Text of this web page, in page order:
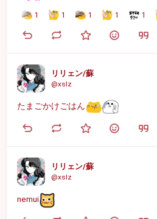
1 1 1 1 1
リリェン/蘇
@xslz
たまごかけごはん
リリェン/蘇
@xslz
nemui